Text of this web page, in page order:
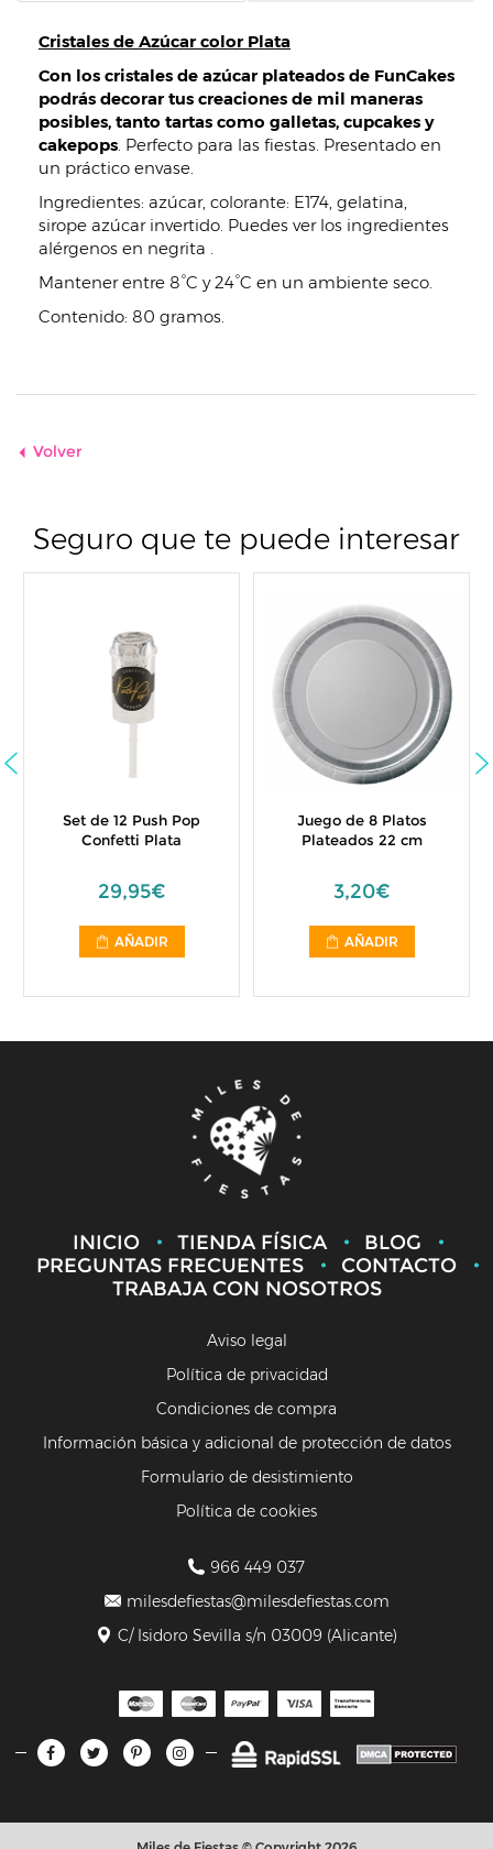
Cristales de Azúcar color Plata
Con los cristales de azúcar plateados de FunCakes
podrás decorar tus creaciones de mil maneras
posibles, tanto tartas como galletas, cupcakes y
cakepops. Perfecto para las fiestas. Presentado en
un práctico envase.
Ingredientes: azúcar, colorante: E174, gelatina,
sirope azúcar invertido. Puedes ver los ingredientes
alérgenos en negrita .
Mantener entre 8°C y 24°C en un ambiente seco.
Contenido: 80 gramos.
Volver
Seguro que te puede interesar
Set de 12 Push Pop
Confetti Plata
29,95€
AÑADIR
Juego de 8 Platos
Plateados 22 cm
3,20€
AÑADIR
INICIO TIENDA FÍSICA
BLOG
PREGUNTAS FRECUENTES
CONTACTO
TRABAJA CON NOSOTROS
Aviso legal
Política de privacidad
Condiciones de compra
Información básica y adicional de protección de datos
Formulario de desistimiento
Política de cookies
966 449 037
milesdefiestas@milesdefiestas.com
C/ Isidoro Sevilla s/n 03009 (Alicante)